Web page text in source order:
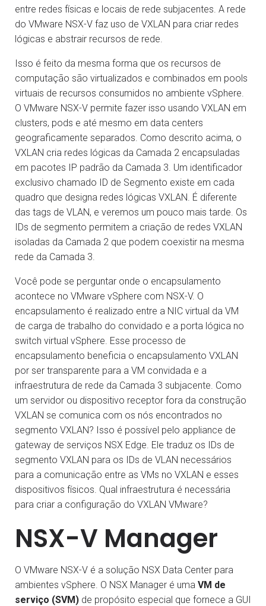
entre redes físicas e locais de rede subjacentes. A rede
do VMware NSX-V faz uso de VXLAN para criar redes
lógicas e abstrair recursos de rede.
Isso é feito da mesma forma que os recursos de
computação são virtualizados e combinados em pools
virtuais de recursos consumidos no ambiente vSphere.
O VMware NSX-V permite fazer isso usando VXLAN em
clusters, pods e até mesmo em data centers
geograficamente separados. Como descrito acima, o
VXLAN cria redes lógicas da Camada 2 encapsuladas
em pacotes IP padrão da Camada 3. Um identificador
exclusivo chamado ID de Segmento existe em cada
quadro que designa redes lógicas VXLAN. É diferente
das tags de VLAN, e veremos um pouco mais tarde. Os
IDs de segmento permitem a criação de redes VXLAN
isoladas da Camada 2 que podem coexistir na mesma
rede da Camada 3.
Você pode se perguntar onde o encapsulamento
acontece no VMware vSphere com NSX-V. O
encapsulamento é realizado entre a NIC virtual da VM
de carga de trabalho do convidado e a porta lógica no
switch virtual vSphere. Esse processo de
encapsulamento beneficia o encapsulamento VXLAN
por ser transparente para a VM convidada e a
infraestrutura de rede da Camada 3 subjacente. Como
um servidor ou dispositivo receptor fora da construção
VXLAN se comunica com os nós encontrados no
segmento VXLAN? Isso é possível pelo appliance de
gateway de serviços NSX Edge. Ele traduz os IDs de
segmento VXLAN para os IDs de VLAN necessários
para a comunicação entre as VMs no VXLAN e esses
dispositivos físicos. Qual infraestrutura é necessária
para criar a configuração do VXLAN VMware?
NSX-V Manager
O VMware NSX-V é a solução NSX Data Center para
ambientes vSphere. O NSX Manager é uma VM de
serviço (SVM) de propósito especial que fornece a GUI